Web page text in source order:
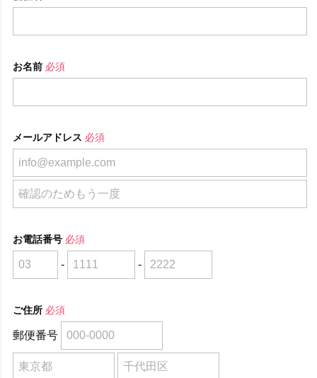
お名前 必須
メールアドレス 必須
お電話番号 必須
- -
ご住所 必須
郵便番号